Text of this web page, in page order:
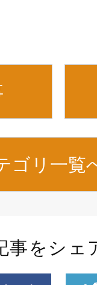
ゴリ一覧
事をシェ